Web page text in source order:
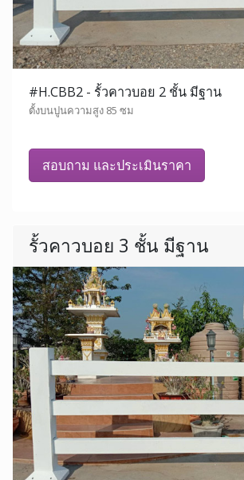
#H.CBB2 - รั้วคาวบอย 2 ชั้น มีฐาน
ตั้งบนปูนความสูง 85 ซม
สอบถาม และประเมินราคา
รั้วคาวบอย 3 ชั้น มีฐาน